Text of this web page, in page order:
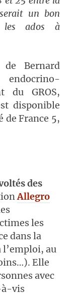
serait un bon
les ados à
Bernard
du GROS,
disponible
de France 5,
des
Allegro
les
dans la
l’emploi, au
Elle
avec
à-vis